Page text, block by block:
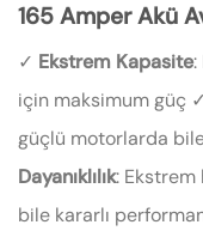
165 Amper Akü
✓ Ekstrem Kapasite:
için maksimum güç ✓
güçlü motorlarda
Dayanıklılık: Ekstrem
bile kararlı